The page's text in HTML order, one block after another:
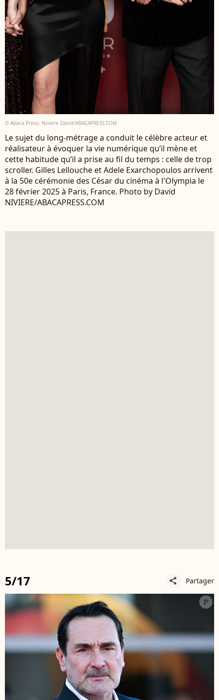
© Abaca Press, Niviere David/ABACAPRESS.COM
Le sujet du long-métrage a conduit le célèbre acteur et
réalisateur à évoquer la vie numérique qu’il mène et
cette habitude qu’il a prise au fil du temps : celle de trop
scroller. Gilles Lellouche et Adele Exarchopoulos arrivent
à la 50e cérémonie des César du cinéma à l'Olympia le
28 février 2025 à Paris, France. Photo by David
NIVIERE/ABACAPRESS.COM
5/17 share Partager